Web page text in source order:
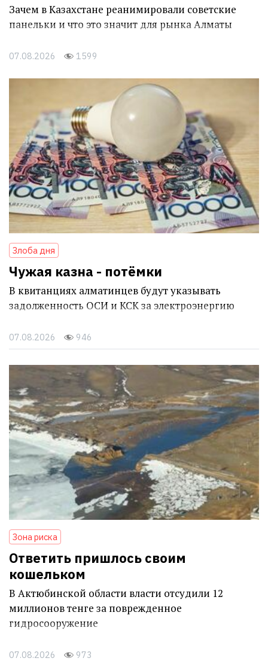
Зачем в Казахстане реанимировали советские
панельки и что это значит для рынка Алматы
07.08.2026 1599
Злоба дня
Чужая казна - потёмки
В квитанциях алматинцев будут указывать
задолженность ОСИ и КСК за электроэнергию
07.08.2026 946
Зона риска
Ответить пришлось своим
кошельком
В Актюбинской области власти отсудили 12
миллионов тенге за поврежденное
гидросооружение
07.08.2026 973